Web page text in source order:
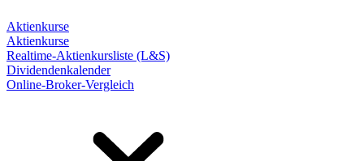
Aktienkurse
Aktienkurse
Realtime-Aktienkursliste (L&S)
Dividendenkalender
Online-Broker-Vergleich